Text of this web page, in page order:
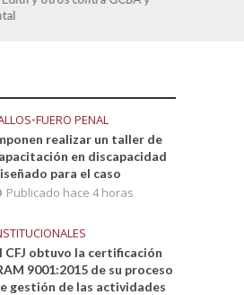
•FUERO PENAL
realizar un taller de
en discapacidad
para el caso
Publicado hace 4 horas
CFJ obtuvo la certificación
9001:2015 de su proceso
gestión de las actividades